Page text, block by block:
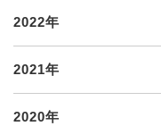
2022年
2021年
2020年